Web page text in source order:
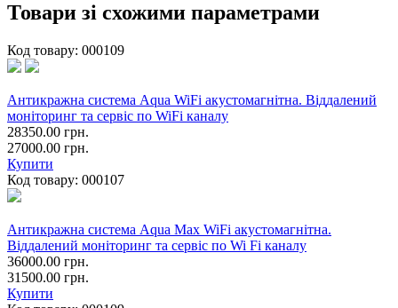
Товари зі схожими параметрами
Код товару: 000109
Антикражна система Aqua WiFi акустомагнітна. Віддалений
моніторинг та сервіс по WiFi каналу
28350.00 грн.
27000.00 грн.
Купити
Код товару: 000107
Антикражна система Aqua Max WiFi акустомагнітна.
Віддалений моніторинг та сервіс по Wi Fi каналу
36000.00 грн.
31500.00 грн.
Купити